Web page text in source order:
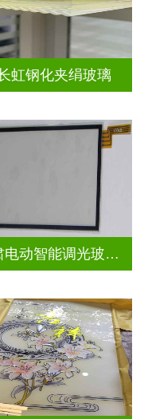
虹钢化夹绢玻璃
甘肃电动智能调光玻璃批发商